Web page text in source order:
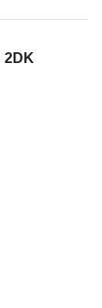
2DK